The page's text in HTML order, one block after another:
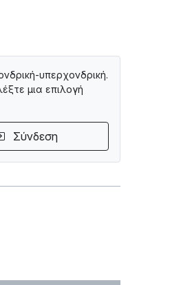
υπερχονδρική.
μια επιλογή
Σύνδεση